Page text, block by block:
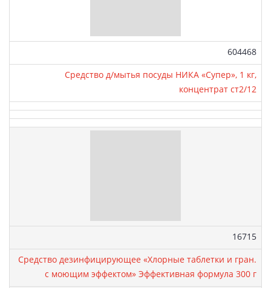
Артикул:
604468
Средство д/мытья посуды НИКА «Супер», 1 кг,
концентрат ст2/12
Артикул:
16715
Средство дезинфицирующее «Хлорные таблетки и гран.
с моющим эффектом» Эффективная формула 300 г